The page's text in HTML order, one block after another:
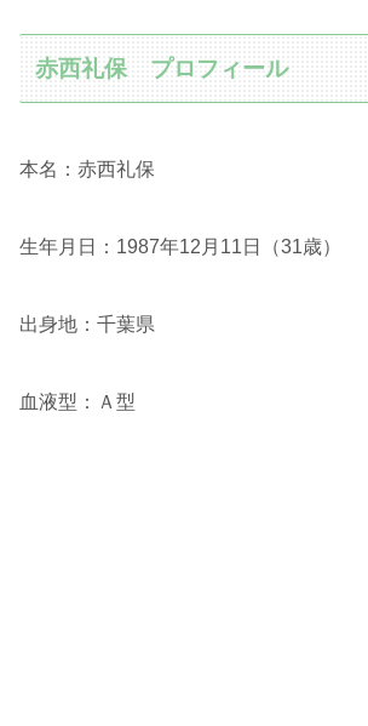
赤西礼保 プロフィール
本名：赤西礼保
生年月日：1987年12月11日（31歳）
出身地：千葉県
血液型：Ａ型